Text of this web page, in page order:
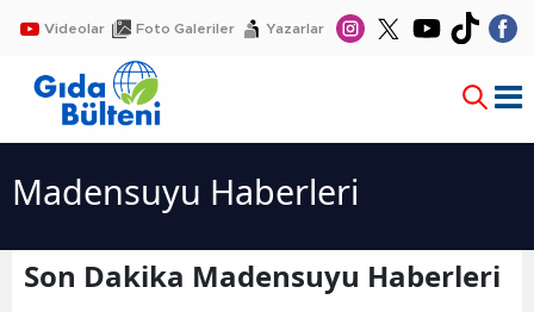
Videolar Foto Galeriler Yazarlar
Madensuyu Haberleri
Son Dakika Madensuyu Haberleri